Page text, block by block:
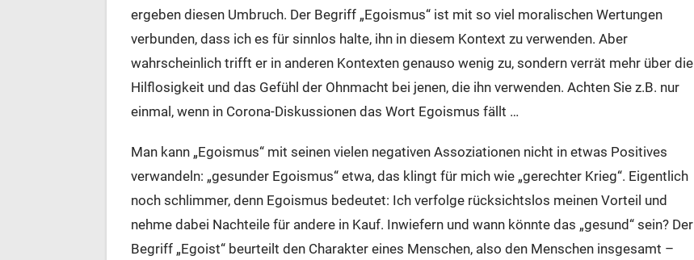
ergeben diesen Umbruch. Der Begriff „Egoismus“ ist mit so viel moralischen Wertungen
verbunden, dass ich es für sinnlos halte, ihn in diesem Kontext zu verwenden. Aber
wahrscheinlich trifft er in anderen Kontexten genauso wenig zu, sondern verrät mehr über die
Hilflosigkeit und das Gefühl der Ohnmacht bei jenen, die ihn verwenden. Achten Sie z.B. nur
einmal, wenn in Corona-Diskussionen das Wort Egoismus fällt …
Man kann „Egoismus“ mit seinen vielen negativen Assoziationen nicht in etwas Positives
verwandeln: „gesunder Egoismus“ etwa, das klingt für mich wie „gerechter Krieg“. Eigentlich
noch schlimmer, denn Egoismus bedeutet: Ich verfolge rücksichtslos meinen Vorteil und
nehme dabei Nachteile für andere in Kauf. Inwiefern und wann könnte das „gesund“ sein? Der
Begriff „Egoist“ beurteilt den Charakter eines Menschen, also den Menschen insgesamt –